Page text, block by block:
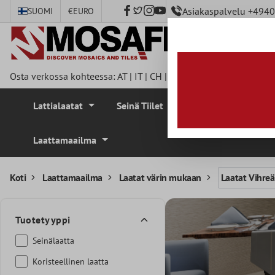
SUOMI €EURO Asiakaspalvelu
Osta verkossa kohteessa:AT| IT| CH |
Lattialaatat Seinä Tiilet
Laattamaailma
Koti Laattamaailma Laatat värin mukaan Laatat Vihreä
Tuotetyyppi
Seinälaatta
Koristeellinen laatta